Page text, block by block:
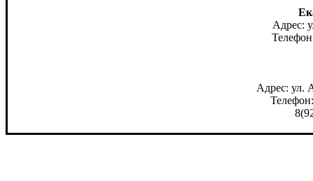
Адрес:
Адрес: ул.